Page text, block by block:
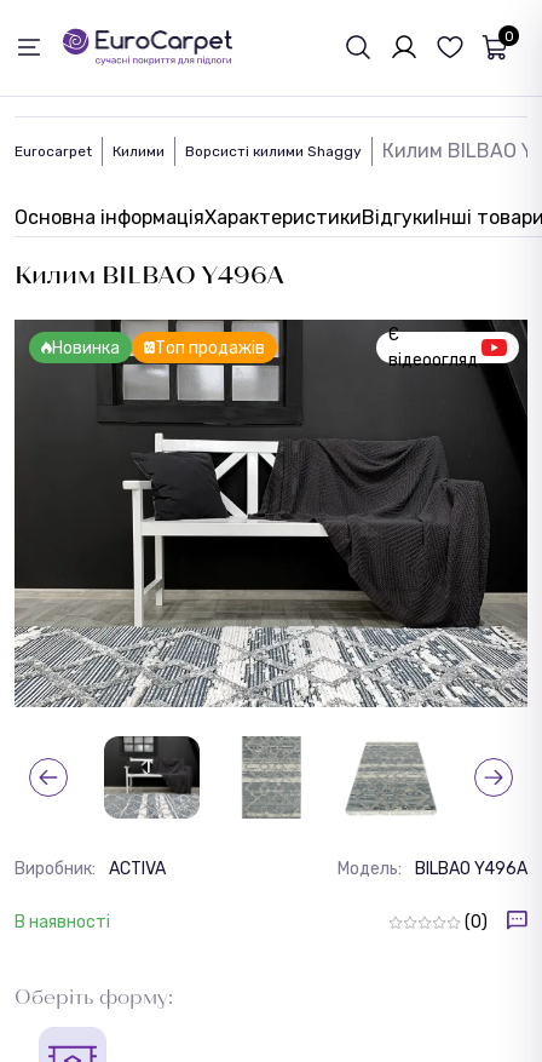
0
Eurocarpet Килими Ворсисті килими Shaggy Килим BILBAO
Основна інформаціяХарактеристикиВідгукиІнші
Килим BILBAO Y496A
Новинка Топ продажів
Є
відеоогляд
Виробник: ACTIVA Модель: BILBAO Y496A
В наявності (0)
Оберіть форму:
ЗВОРОТНІЙ ЗВЯЗОК